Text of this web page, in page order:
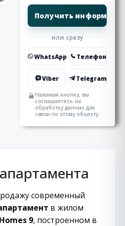
или сразу
WhatsApp Телефон
Viber Telegram
Нажимая кнопку, вы
соглашаетесь на
обработку данных для
связи по этому объекту.
современный
в жилом
9, построенном в